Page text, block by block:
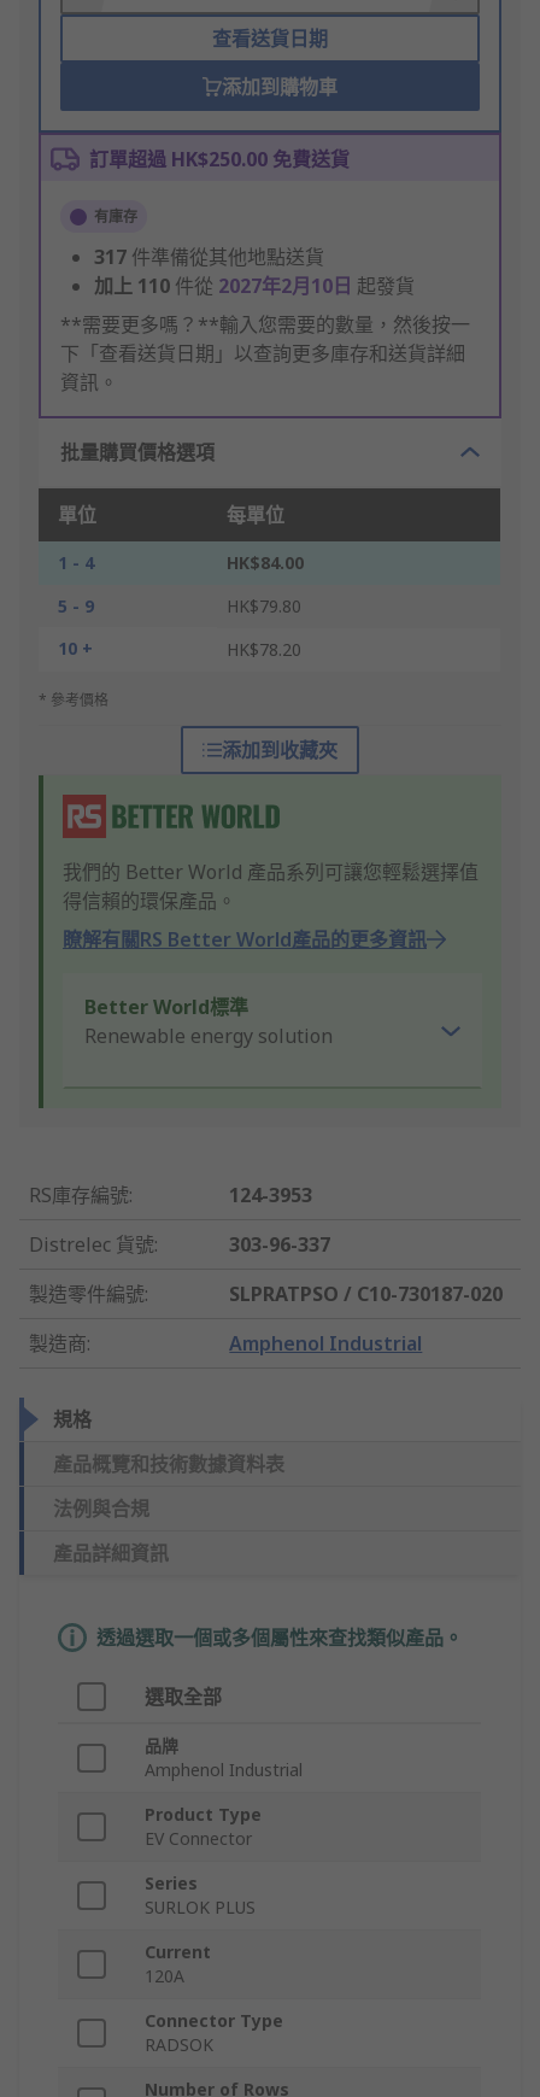
查看送貨日期
添加到購物車
訂單超過 HK$250.00 免費送貨
有庫存
317 件準備從其他地點送貨
加上 110 件從 2027年2月10日 起發貨
**需要更多嗎？**輸入您需要的數量，然後按一
下「查看送貨日期」以查詢更多庫存和送貨詳細
資訊。
批量購買價格選項
單位 每單位
1 - 4
HK$84.00
5 - 9
HK$79.80
10 +
HK$78.20
* 參考價格
添加到收藏夾
我們的 Better World 產品系列可讓您輕鬆選擇值
得信賴的環保產品。
瞭解有關RS Better World產品的更多資訊
Better World標準
Renewable energy solution
RS庫存編號:
124-3953
Distrelec 貨號:
303-96-337
製造零件編號:
SLPRATPSO / C10-730187-020
製造商: Amphenol Industrial
規格
產品概覽和技術數據資料表
法例與合規
產品詳細資訊
透過選取一個或多個屬性來查找類似產品。
選取全部
品牌
Amphenol Industrial
Product Type
EV Connector
Series
SURLOK PLUS
Current
120A
Connector Type
RADSOK
Number of Rows